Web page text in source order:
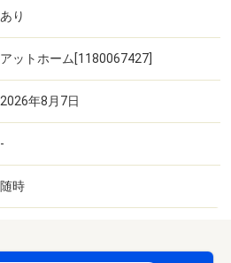
あり
アットホーム[1180067427]
2026年8月7日
-
随時